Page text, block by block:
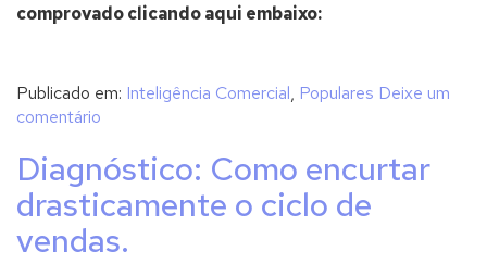
comprovado clicando aqui embaixo:
Publicado em: Inteligência Comercial, Populares Deixe um
comentário
Diagnóstico: Como encurtar
drasticamente o ciclo de
vendas.